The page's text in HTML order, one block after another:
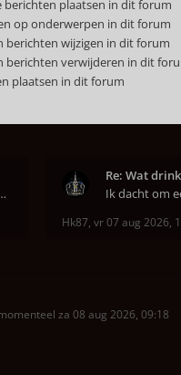
berichten plaatsen in dit forum
op onderwerpen in dit forum
berichten wijzigen in dit forum
berichten verwijderen in dit
plaatsen in dit forum
smaak had je?? Ben
Re: Wat
Hk87, vr 07 aug 2026,
za 08 aug 2026, 09:18